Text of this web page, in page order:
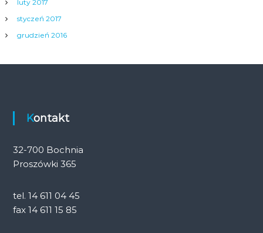
luty 2017
styczeń 2017
grudzień 2016
Kontakt
32-700 Bochnia
Proszówki 365
tel. 14 611 04 45
fax 14 611 15 85